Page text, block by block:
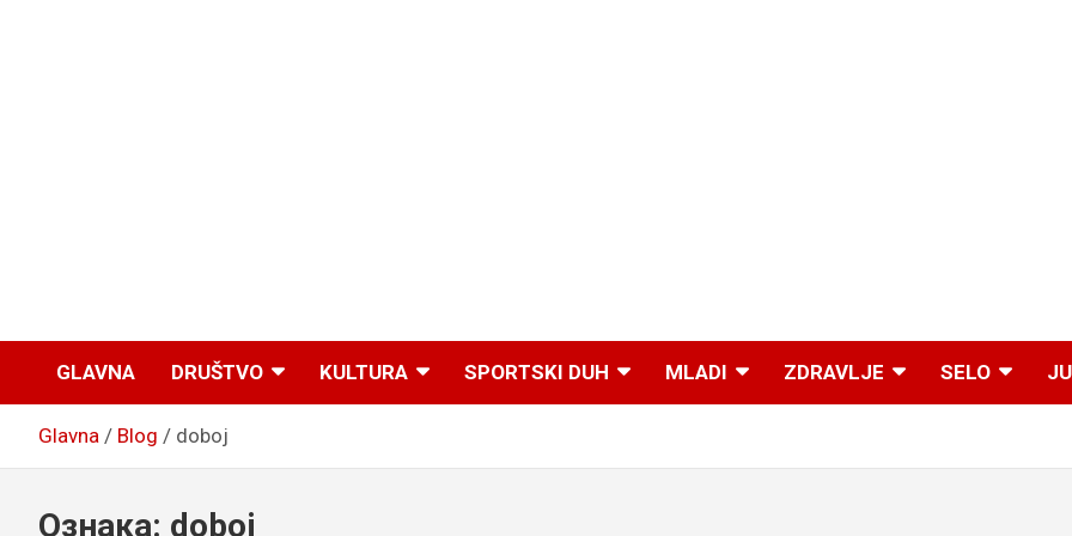
GLAVNA DRUŠTVO KULTURA SPORTSKI DUH MLADI ZDRAVLJE SELO
Glavna Blog doboj
Ознака: doboj